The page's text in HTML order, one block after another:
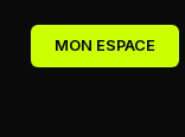
MON ESPACE